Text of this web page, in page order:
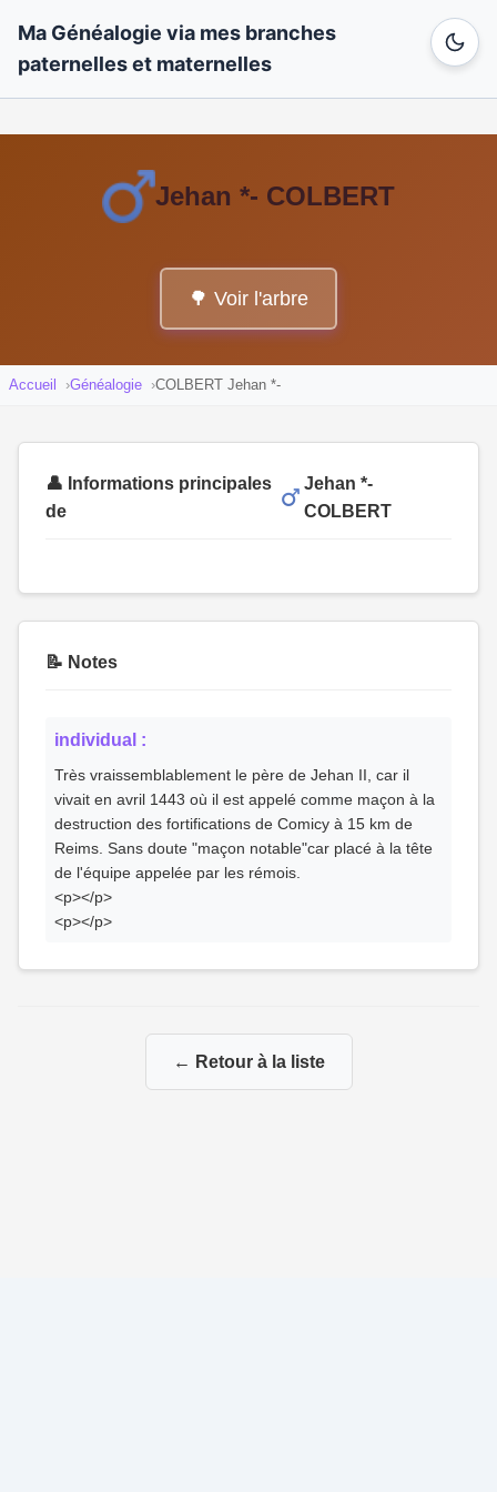
Ma Généalogie via mes branches
paternelles et maternelles
Jehan *- COLBERT
🌳 Voir l'arbre
Accueil Généalogie COLBERT Jehan *-
👤 Informations principales
de
Jehan *-
COLBERT
📝 Notes
individual :
Très vraissemblablement le père de Jehan II, car il
vivait en avril 1443 où il est appelé comme maçon à la
destruction des fortifications de Comicy à 15 km de
Reims. Sans doute "maçon notable"car placé à la tête
de l'équipe appelée par les rémois.
<p></p>
<p></p>
← Retour à la liste